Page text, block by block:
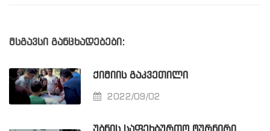
მსგავსი განცხადებები:
ᲥᲘᲛᲘᲘᲡ ᲒᲐᲙᲕᲔᲗᲘᲚᲘ
2022/09/02